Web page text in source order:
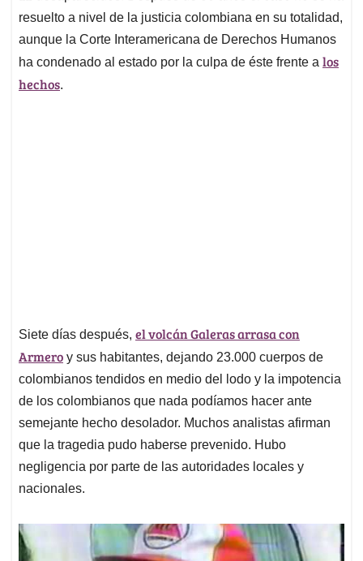
resuelto a nivel de la justicia colombiana en su totalidad,
aunque la Corte Interamericana de Derechos Humanos
ha condenado al estado por la culpa de éste frente a los
hechos.
Siete días después, el volcán Galeras arrasa con
Armero y sus habitantes, dejando 23.000 cuerpos de
colombianos tendidos en medio del lodo y la impotencia
de los colombianos que nada podíamos hacer ante
semejante hecho desolador. Muchos analistas afirman
que la tragedia pudo haberse prevenido. Hubo
negligencia por parte de las autoridades locales y
nacionales.